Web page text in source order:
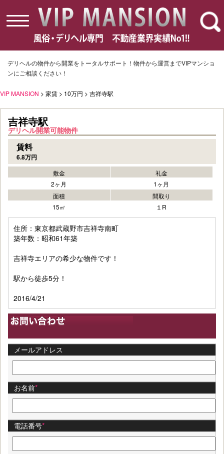
toggle
navigation
デリヘルの物件から開業をトータルサポート！物件から運営までVIPマンショ
ンにご相談ください！
VIP MANSION > 家賃 > 10万円 > 吉祥寺駅
吉祥寺駅
デリヘル開業可能物件
賃料
6.8万円
敷金
2ヶ月
礼金
1ヶ月
面積
15㎡
間取り
１R
住所：東京都武蔵野市吉祥寺南町
築年数：昭和61年築
吉祥寺エリアの希少な物件です！
駅から徒歩5分！
2016/4/21
メールアドレス
お名前*
電話番号*